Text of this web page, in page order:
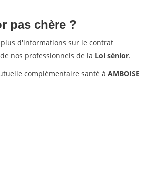
pas chère ?
plus d'informations sur le contrat
nos professionnels de la Loi sénior.
complémentaire santé à AMBOISE